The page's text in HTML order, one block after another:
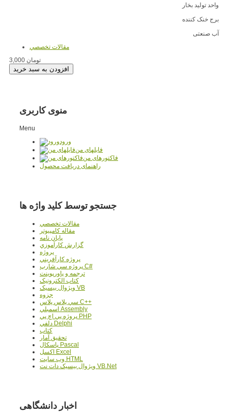
واحد تولید بخار
برج خنک کننده
آب صنعتی
مقالات تخصصي
3,000 تومان
منوی کاربری
Menu
ورود
فایلهای من
فاکتورهای من
راهنمای دریافت محصول
جستجو توسط کلید واژه ها
مقالات تخصصي
مقاله کامپیوتر
پایان نامه
گزارش کارآموزي
پروژه
پروژه کارآفريني
پروژه سي شارپ C#
ترجمه و پاورپوينت
کتاب الکترونيک
ويژوال بيسيک VB
جزوه
سي پلاس پلاس C++
اسمبلي Assembly
پروژه پي اچ پي PHP
دلفي Delphi
کتاب
تحقيق آمار
پاسکال Pascal
اکسل Excel
وب سايت HTML
ويژوال بيسيک دات نت VB.Net
اخبار دانشگاهی